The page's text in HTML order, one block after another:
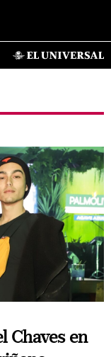
Chaves en